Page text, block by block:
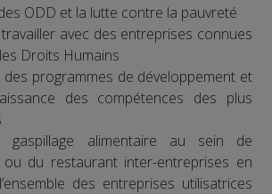
ODD et la lutte contre la pauvreté
avec des entreprises connues
Droits Humains
des programmes de développement et
des compétences des plus
gaspillage alimentaire au sein de
ou du restaurant inter-entreprises en
des entreprises utilisatrices